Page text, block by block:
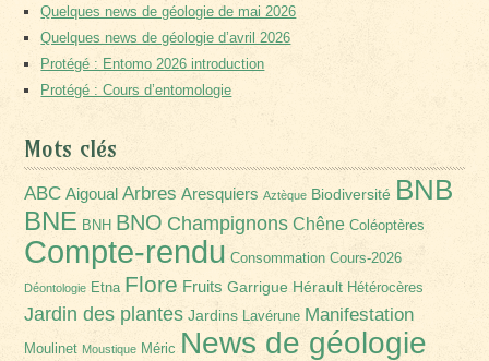
Quelques news de géologie de mai 2026
Quelques news de géologie d’avril 2026
Protégé : Entomo 2026 introduction
Protégé : Cours d’entomologie
Mots clés
ABC Aigoual Arbres Aresquiers Aztèque Biodiversité BNB
BNE BNH BNO Champignons Chêne Coléoptères
Compte-rendu Consommation Cours-2026
Déontologie Etna Flore Fruits Garrigue Hérault Hétérocères
Jardin des plantes Jardins Lavérune Manifestation
Moulinet Moustique Méric News de géologie